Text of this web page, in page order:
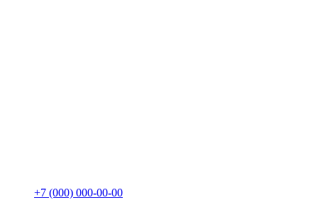
+7 (000) 000-00-00